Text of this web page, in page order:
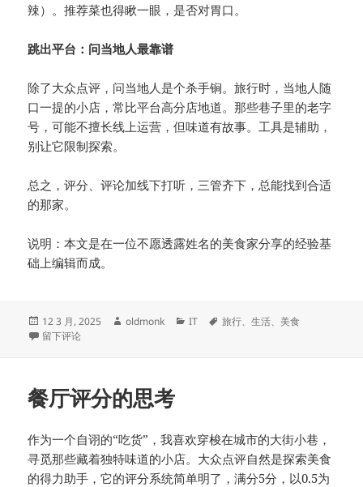
辣）。推荐菜也得瞅一眼，是否对胃口。
跳出平台：问当地人最靠谱
除了大众点评，问当地人是个杀手锏。旅行时，当地人随
口一提的小店，常比平台高分店地道。那些巷子里的老字
号，可能不擅长线上运营，但味道有故事。工具是辅助，
别让它限制探索。
总之，评分、评论加线下打听，三管齐下，总能找到合适
的那家。
说明：本文是在一位不愿透露姓名的美食家分享的经验基
础上编辑而成。
发
布
12 3 月, 2025
作
oldmonk
分
IT
标
旅行、生活、美食
于用大众点评找到心仪饭店
留下评论
餐厅评分的思考
作为一个自诩的“吃货”，我喜欢穿梭在城市的大街小巷，
寻觅那些藏着独特味道的小店。大众点评自然是探索美食
的得力助手，它的评分系统简单明了，满分5分，以0.5为